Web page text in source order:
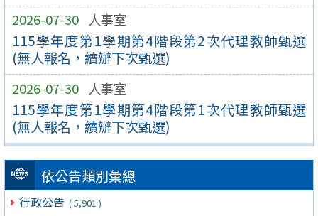
2026-07-30 人事室
115學年度第1學期第4階段第2次代理教師甄選
(無人報名，續辦下次甄選)
2026-07-30 人事室
115學年度第1學期第4階段第1次代理教師甄選
(無人報名，續辦下次甄選)
依公告類別彙總
行政公告 ( 5,901 )